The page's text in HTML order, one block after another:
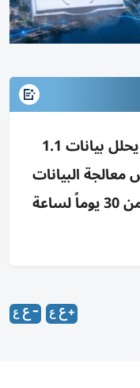
نظام «هيدرو إنسايت» بدبي يحلل بيانات 1.1
خفّض معالجة البيانات
87.5% وقلّص فحص الأعطال من 30 يوماً لساعة